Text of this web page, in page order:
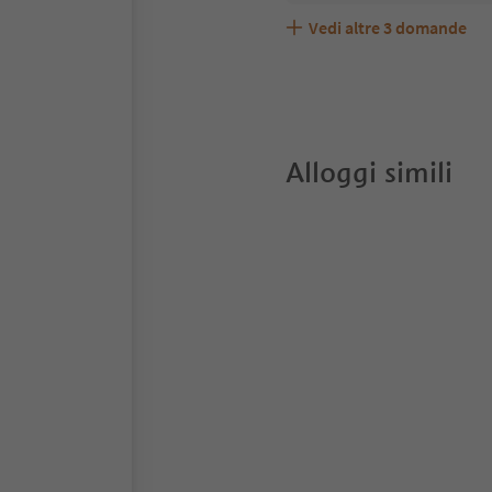
Baienhof accetta animali
Quali servizi/attività
Gli ospiti di Baienhof
Vedi altre 3 domande
Alloggi simili